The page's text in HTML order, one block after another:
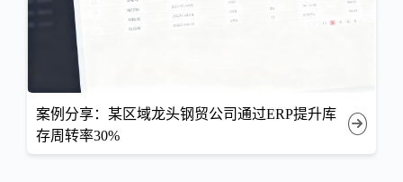
案例分享：某区域龙头钢贸公司通过ERP提升库
存周转率30%